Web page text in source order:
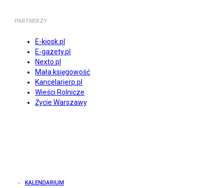
PARTNERZY
E-kiosk.pl
E-gazety.pl
Nexto.pl
Mała księgowość
Kancelarierp.pl
Wieści Rolnicze
Życie Warszawy
KALENDARIUM